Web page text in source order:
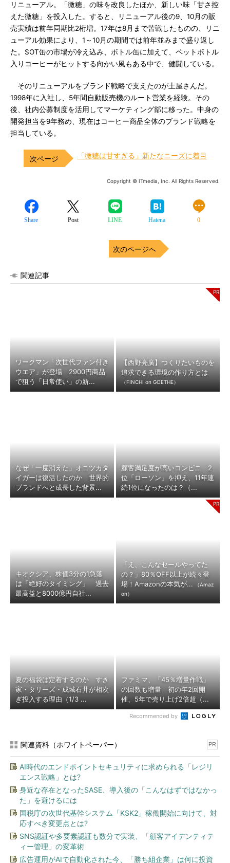
リニューアル。「微糖」の味を改良したほか、新しい味「甘さ控
えた微糖」を投入した。すると、リニューアル後の9、10月の販
売実績は前年同期比2桁増。17年は8月まで苦戦したものの、リニ
ューアル効果により、1～10月の期間では前年並みまで盛り返し
た。SOT缶の市場が冷え込み、ボトル缶に加えて、ペットボトル
入りコーヒーがヒットする向かい風もある中で、健闘している。
そのリニューアルをブランド戦略で支えたのが土屋さんだ。
1998年に入社し、5年間自動販売機のルート営業を経験。その
後、社内公募制度を活用してマーケティング部に移った。中身の
開発担当を9年務め、現在はコーヒー商品全体のブランド戦略を
担当している。
「微糖は甘すぎる」新たなニーズに着目
Copyright © ITmedia, Inc. All Rights Reserved.
Share Post LINE Hatena 0
次のページへ
関連記事
ワークマン「次世代ファン付き
ウエア」が登場 2900円商品
で狙う「日常使い」の新...
【西野亮廣】つくりたいものを
追求できる環境の作り方とは
（FINCHI on GOETHE）
なぜ「一度消えた」オニツカタ
イガーは復活したのか 世界的
ブランドへと成長した背景...
顧客満足度が高いコンビニ 2
位「ローソン」を抑え、11年連
続1位になったのは？（...
キオクシア、株価3分の1急落
は「絶好のタイミング」 過去
最高益と8000億円自社...
「え、こんなセールやってた
の？」80％OFF以上が続々登
場！Amazonの本気が...
（Amaz
on）
夏の福袋は定着するのか すき
家・タリーズ・成城石井が相次
ぎ投入する理由（1/3 ...
ファミマ、「45％増量作戦」
の回数も増量 初の年2回開
催、5年で売り上げ2倍超（...
Recommended by
関連資料（ホワイトペーパー） PR
AI時代のエンドポイントセキュリティに求められる「レジリ
エンス戦略」とは?
身近な存在となったSASE、導入後の「こんなはずではなかっ
た」を避けるには
国税庁の次世代基幹システム「KSK2」稼働開始に向けて、対
応すべき変更点とは?
SNS認証や多要素認証も数分で実装、「顧客アイデンティテ
ィー管理」の変革術
広告運用がAIで自動化された今、「勝ち組企業」は何に投資